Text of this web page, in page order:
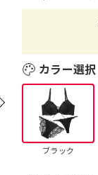
カラー選択
ブラック